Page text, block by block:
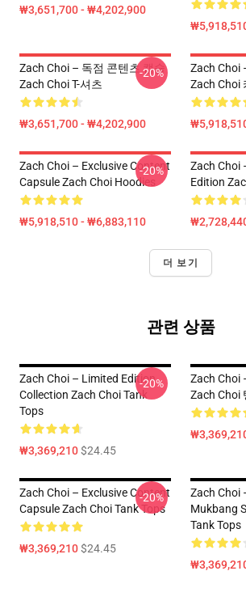
₩3,651,700 - ₩4,202,900
Zach Choi – 독점 콘텐츠 캡슐
Zach Choi T-셔츠
₩3,651,700 - ₩4,202,900
-20%
Zach Choi
Zach Choi
Zach Choi – Exclusive Content
Capsule Zach Choi Hoodies
₩5,918,510 - ₩6,883,110
-20%
Zach Choi
Edition
더 보기
관련 상품
Zach Choi – Limited Edition
Collection Zach Choi Tank
Tops
₩3,369,210$24.45
-20%
Zach Choi
Zach Choi
Zach Choi – Exclusive Content
Capsule Zach Choi Tank Tops
₩3,369,210$24.45
-20%
Zach Choi
Mukbang
Tank Tops